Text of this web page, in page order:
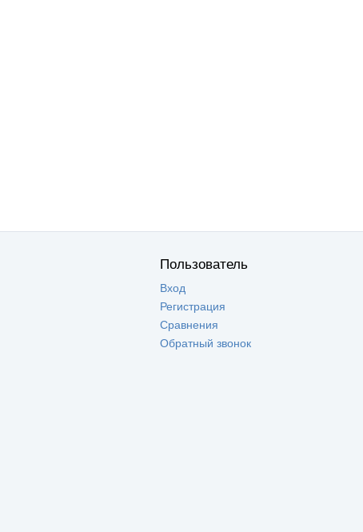
Пользователь
Вход
Регистрация
Сравнения
Обратный звонок